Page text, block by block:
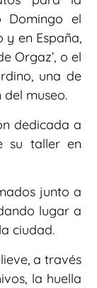
Domingo el
y en España,
Orgaz’, o el
una de
museo.
dedicada a
su taller en
junto a
lugar a
ciudad.
a través
la huella